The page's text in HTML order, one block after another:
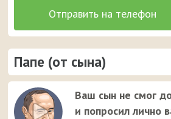
Папе (от сына)
Ваш сын не смог
и попросил лично